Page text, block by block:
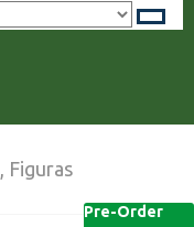
, Figuras
Pre-Order